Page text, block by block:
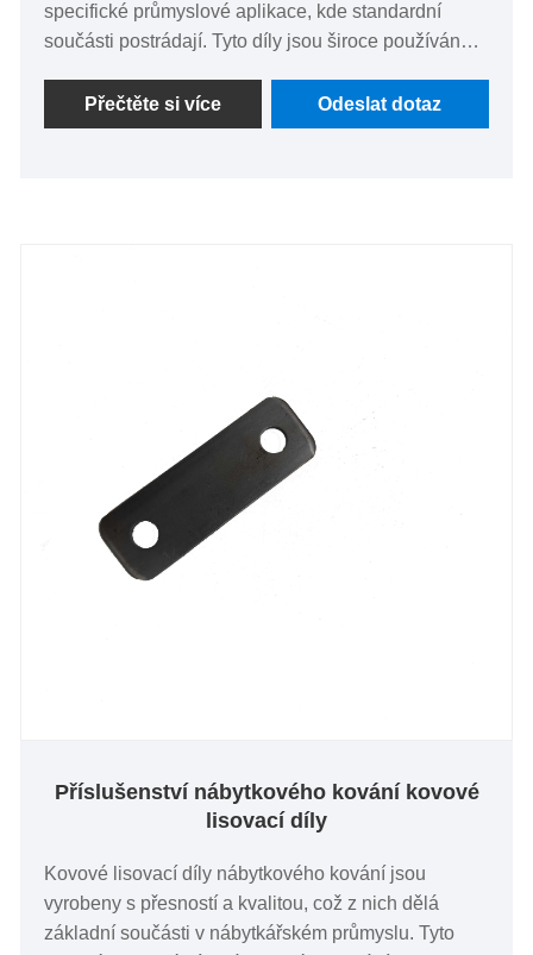
specifické průmyslové aplikace, kde standardní
součásti postrádají. Tyto díly jsou široce používány v
a poskytují nezbytnou podporu a konektivitu. Jsou
vyrobeny z vysoce kvalitních materiálů, jako je
Přečtěte si více Odeslat dotaz
Příslušenství nábytkového kování kovové
lisovací díly
Kovové lisovací díly nábytkového kování jsou
vyrobeny s přesností a kvalitou, což z nich dělá
základní součásti v nábytkářském průmyslu. Tyto